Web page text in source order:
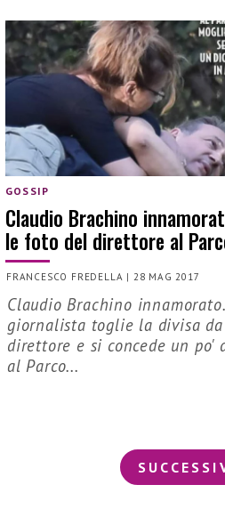
GOSSIP
Claudio Brachino
le foto del direttore al
FRANCESCO FREDELLA | 28 MAG 2017
Claudio Brachino
giornalista toglie la divisa da
direttore e si concede un po'
al Parco...